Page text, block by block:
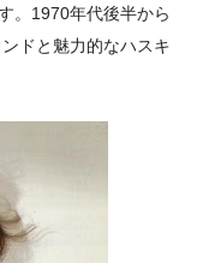
。1970年代後半から
ドと魅力的なハスキ